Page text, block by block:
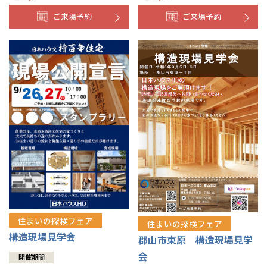
ご来場予約 ご来場予約
住まいの探検フェア
構造現場見学会
開催期間
住まいの探検フェア
郡山市東原 構造現場見学
会